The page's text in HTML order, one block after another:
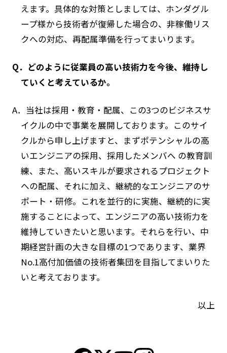
えます。具体的な対策としましては、ホンダグル
ープ様から技術者が復帰した場合の、非稼働リス
クへの対応、再配属準備を行ってまいります。
Q．どのように従業員の高い技術力を今後、維持し
ていくと考えているか。
A．当社は採用・教育・配属、この3つのビジネスサ
イクルの中で事業を展開しております。このサイ
クルから申し上げますと、まずポテンシャルの高
いエンジニアの採用、採用したメンバへ の教育訓
練、また、高いスキルが要求されるプロジェクト
への配属、それに加え、継続的なエンジニアのサ
ポート・研修。これを並行的に実施、継続的に実
施することによって、エンジニアの高い技術力を
維持していきたいと思います。それらを行い、中
期経営計画の大きな目標の1つであります、業界
No.1高付加価値の技術者集団を目指してまいりた
いと考えております。
以上